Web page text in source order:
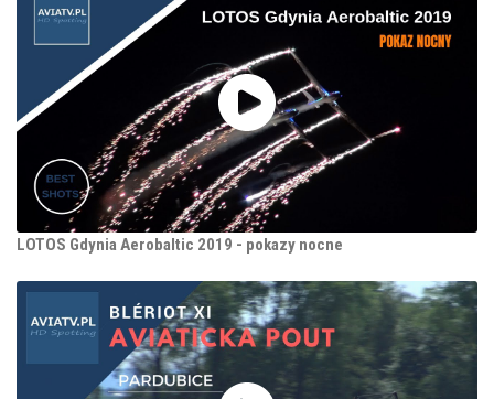
LOTOS Gdynia Aerobaltic 2019 - pokazy nocne